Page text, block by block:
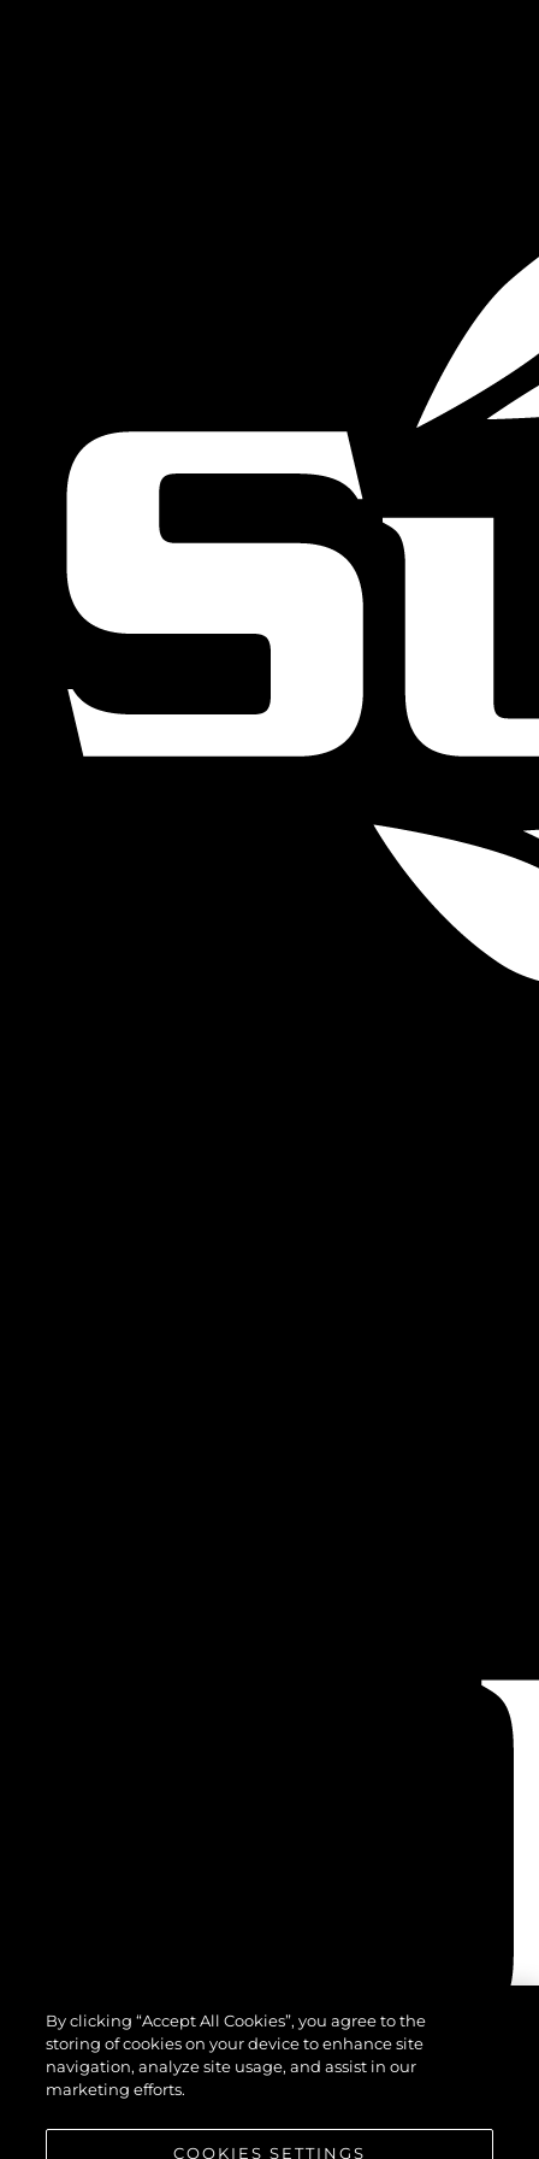
By clicking “Accept All Cookies”, you agree to the
storing of cookies on your device to enhance site
navigation, analyze site usage, and assist in our
marketing efforts.
COOKIES SETTINGS